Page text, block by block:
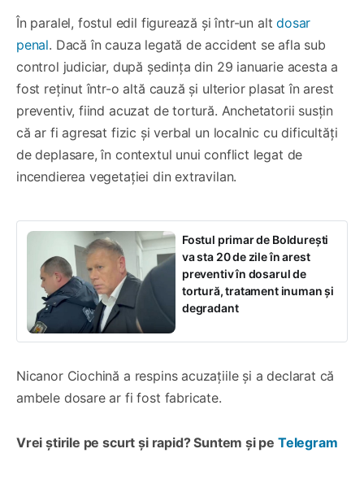
În paralel, fostul edil figurează și într-un altdosar
penal. Dacă în cauza legată de accident se afla sub
control judiciar, după ședința din 29 ianuarie acesta a
fost reținut într-o altă cauză și ulterior plasat în arest
preventiv, fiind acuzat de tortură. Anchetatorii susțin
că ar fi agresat fizic și verbal un localnic cu dificultăți
de deplasare, în contextul unui conflict legat de
incendierea vegetației din extravilan.
Fostul primar de Boldurești
va sta 20 de zile în arest
preventiv în dosarul de
tortură, tratament inuman și
degradant
Nicanor Ciochină a respins acuzațiile și a declarat că
ambele dosare ar fi fost fabricate.
Vrei știrile pe scurt și rapid? Suntem și pe Telegram